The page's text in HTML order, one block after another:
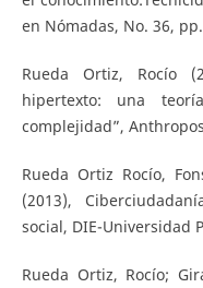
en Nómadas, No. 36,
Rueda Ortiz, Rocío
hipertexto: una
complejidad”,
Rueda Ortiz Rocío,
(2013),
social, DIE-Universidad
Rueda Ortiz, Rocío;